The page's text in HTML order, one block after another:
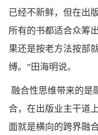
已经不新鲜，但在出
所有的书都适合众筹
果还是按老方法按部
缚。”田海明说。
融合性思维带来的是
合，在出版业主干道
面就是横向的跨界融